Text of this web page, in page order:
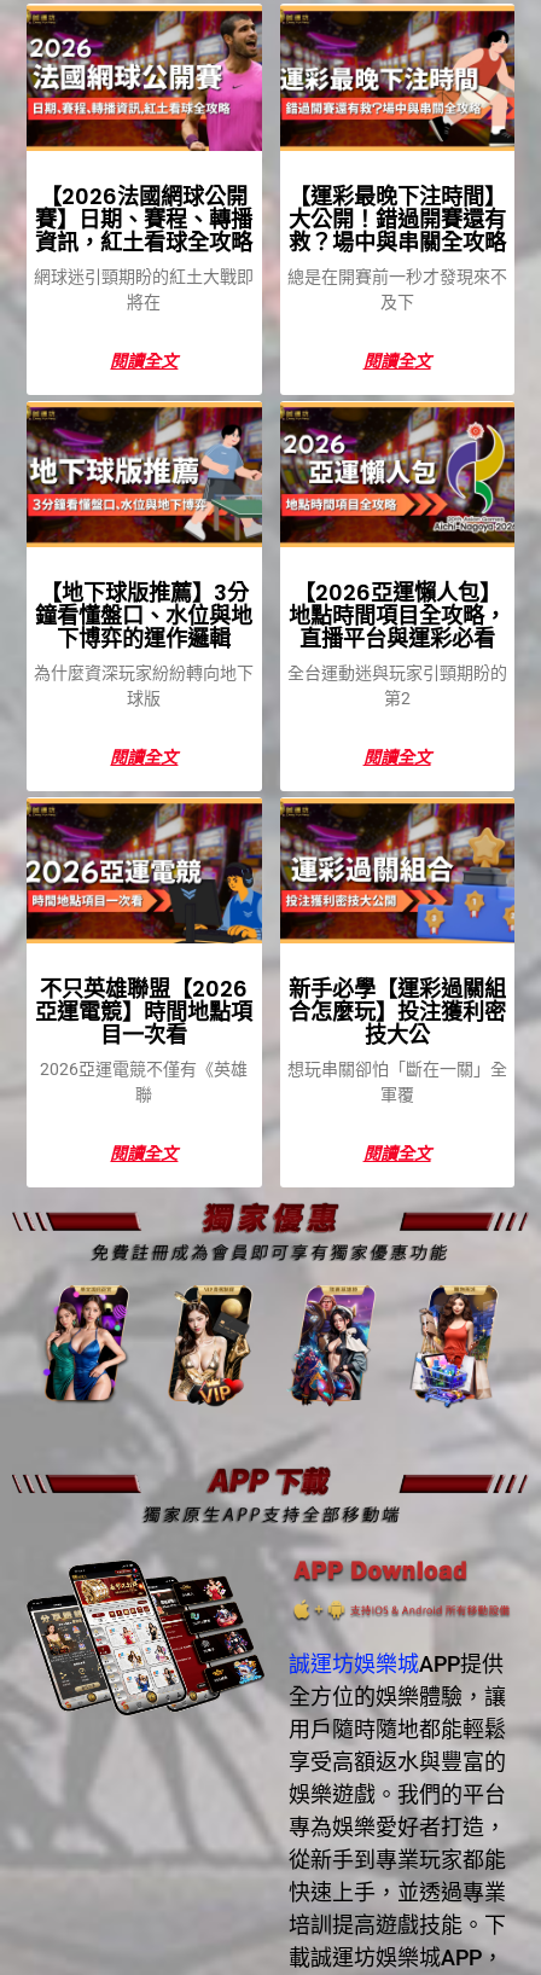
【2026法國網球公開
賽】日期、賽程、轉播
資訊，紅土看球全攻略
網球迷引頸期盼的紅土大戰即
將在
閱讀全文
【運彩最晚下注時間】
大公開！錯過開賽還有
救？場中與串關全攻略
總是在開賽前一秒才發現來不
及下
閱讀全文
【地下球版推薦】3分
鐘看懂盤口、水位與地
下博弈的運作邏輯
為什麼資深玩家紛紛轉向地下
球版
閱讀全文
【2026亞運懶人包】
地點時間項目全攻略，
直播平台與運彩必看
全台運動迷與玩家引頸期盼的
第2
閱讀全文
不只英雄聯盟【2026
亞運電競】時間地點項
目一次看
2026亞運電競不僅有《英雄
聯
閱讀全文
新手必學【運彩過關組
合怎麼玩】投注獲利密
技大公
想玩串關卻怕「斷在一關」全
軍覆
閱讀全文
誠運坊娛樂城APP提供
全方位的娛樂體驗，讓
用戶隨時隨地都能輕鬆
享受高額返水與豐富的
娛樂遊戲。我們的平台
專為娛樂愛好者打造，
從新手到專業玩家都能
快速上手，並透過專業
培訓提高遊戲技能。下
載誠運坊娛樂城APP，